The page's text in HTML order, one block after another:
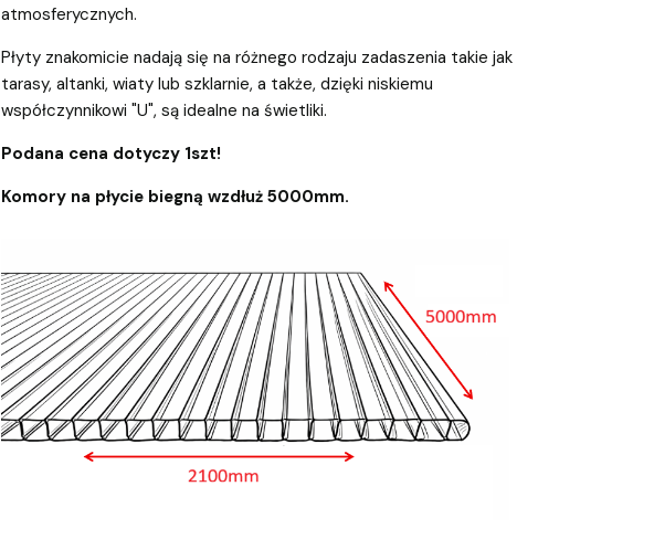
atmosferycznych.
Płyty znakomicie nadają się na różnego rodzaju zadaszenia takie jak
tarasy, altanki, wiaty lub szklarnie, a także, dzięki niskiemu
współczynnikowi "U", są idealne na świetliki.
Podana cena dotyczy 1szt!
Komory na płycie biegną wzdłuż 5000mm.